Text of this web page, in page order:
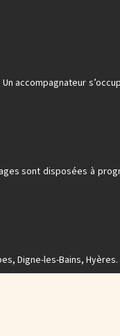
accompagnateur
sont disposées à
Digne-les-Bains,